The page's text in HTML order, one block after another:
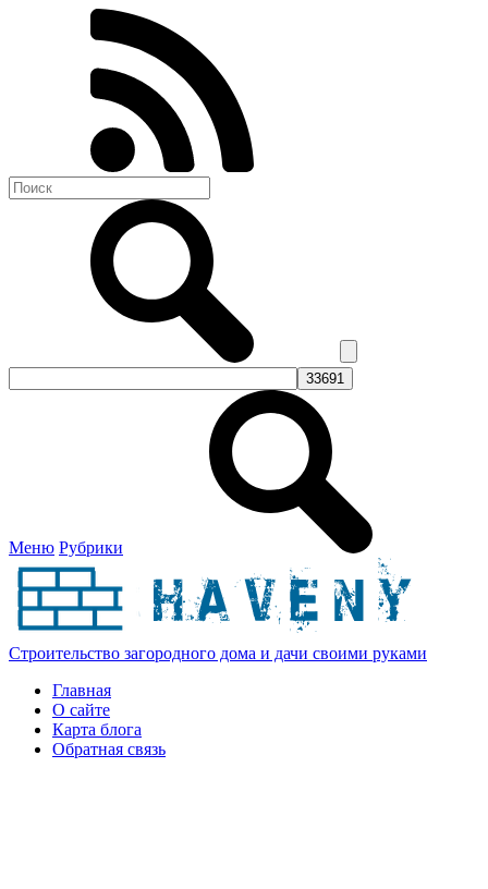
Меню Рубрики
Строительство загородного дома и дачи своими руками
Главная
О сайте
Карта блога
Обратная связь